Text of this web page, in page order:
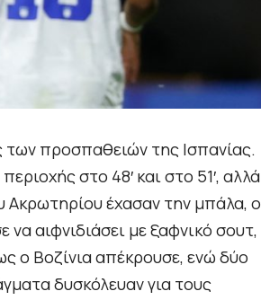
των προσπαθειών της Ισπανίας.
στο 48′ και στο 51′, αλλά
Ακρωτηρίου έχασαν την μπάλα, ο
αιφνιδιάσει με ξαφνικό σουτ,
ο Βοζίνια απέκρουσε, ενώ δύο
δυσκόλευαν για τους